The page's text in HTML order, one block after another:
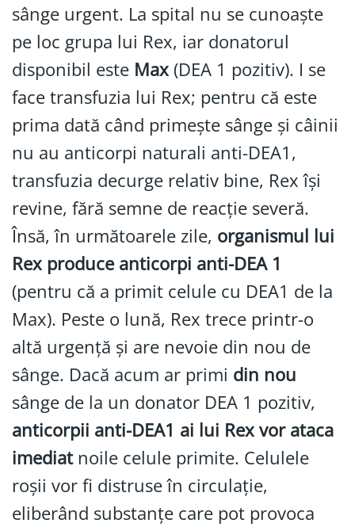
sânge urgent. La spital nu se cunoaște
pe loc grupa lui Rex, iar donatorul
disponibil este Max(DEA 1 pozitiv). I se
face transfuzia lui Rex; pentru că este
prima dată când primește sânge și câinii
nu au anticorpi naturali anti-DEA1,
transfuzia decurge relativ bine, Rex își
revine, fără semne de reacție severă.
Însă, în următoarele zile, organismul lui
Rex produce anticorpi anti-DEA 1
(pentru că a primit celule cu DEA1 de la
Max). Peste o lună, Rex trece printr-o
altă urgență și are nevoie din nou de
sânge. Dacă acum ar primi din nou
sânge de la un donator DEA 1 pozitiv,
anticorpii anti-DEA1 ai lui Rex vor ataca
imediatnoile celule primite. Celulele
roșii vor fi distruse în circulație,
eliberând substanțe care pot provoca